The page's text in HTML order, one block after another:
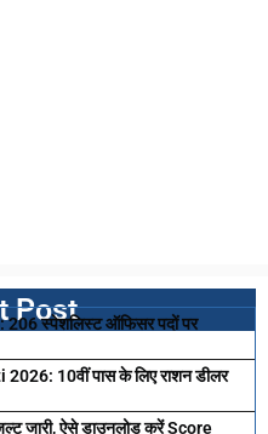
Post
स्पेशलिस्ट ऑफिसर पदों पर
10वीं पास के लिए राशन डीलर
जारी, ऐसे डाउनलोड करें Score